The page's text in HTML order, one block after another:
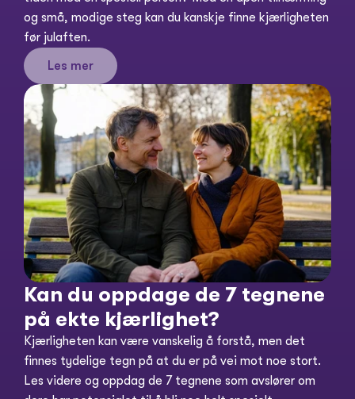
og små, modige steg kan du kanskje finne kjærligheten
Les mer
Kan du oppdage de 7 tegnene
på ekte kjærlighet?
Kjærligheten kan være vanskelig å forstå, men det
finnes tydelige tegn på at du er på vei mot noe stort.
Les videre og oppdag de 7 tegnene som avslører om